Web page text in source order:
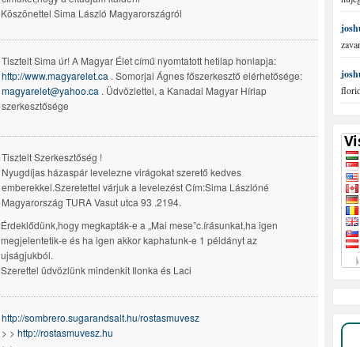
Köszönettel Sima László Magyarországról
Tisztelt Sima úr! A Magyar Élet című nyomtatott hetilap honlapja:
http://www.magyarelet.ca . Somorjai Ágnes főszerkesztő elérhetősége:
magyarelet@yahoo.ca . Üdvözlettel, a Kanadai Magyar Hírlap
szerkesztősége
Tisztelt Szerkesztőség !
Nyugdíjas házaspár levelezne virágokat szerető kedves
emberekkel.Szeretettel várjuk a levelezést Cím:Sima Lászlóné
Magyarország TURA Vasut utca 93 .2194.
Érdeklődünk,hogy megkapták-e a „Mai mese”c.írásunkat,ha igen
megjelentetik-e és ha igen akkor kaphatunk-e 1 példányt az
ujságjukból.
Szerettel üdvözlünk mindenkit Ilonka és Laci
http://sombrero.sugarandsalt.hu/rostasmuvesz
> > http://rostasmuvesz.hu